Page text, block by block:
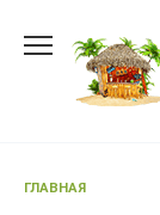
содержанию
ГЛАВНАЯ